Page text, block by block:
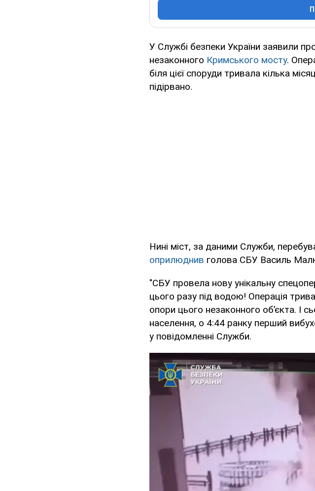
У Службі безпеки України заявили
незаконного Кримського мосту.
біля цієї споруди тривала кілька
підірвано.
Нині міст, за даними Служби,
оприлюднив голова СБУ Василь
"СБУ провела нову унікальну
цього разу під водою! Операція
опори цього незаконного об’єкта. І
населення, о 4:44 ранку перший
у повідомленні Служби.